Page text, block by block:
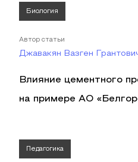
Биология
Автор статьи
Джавакян Вазген
Влияние цементного
на примере АО
Педагогика